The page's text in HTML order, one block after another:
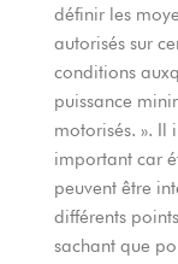
définir les
autorisés sur
conditions
puissance
motorisés. ». Il
important car
peuvent être
différents
sachant que